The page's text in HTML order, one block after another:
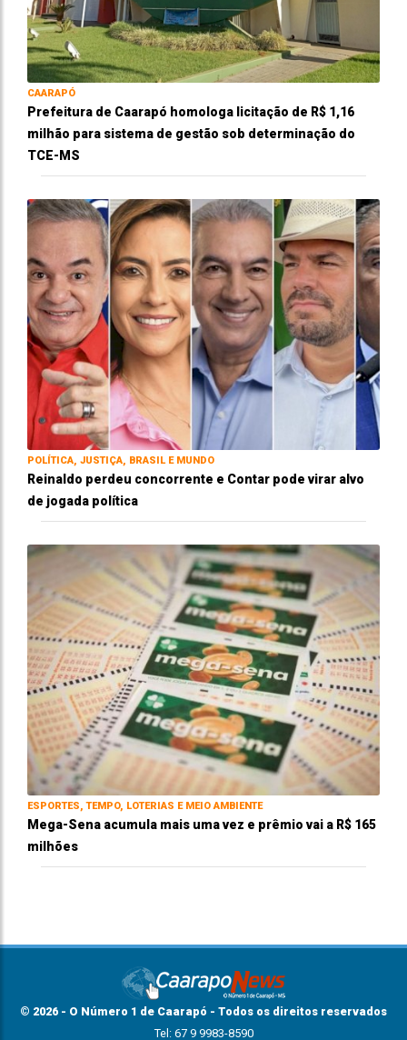
CAARAPÓ
Prefeitura de Caarapó homologa licitação de R$ 1,16
milhão para sistema de gestão sob determinação do
TCE-MS
POLÍTICA, JUSTIÇA, BRASIL E MUNDO
Reinaldo perdeu concorrente e Contar pode virar alvo
de jogada política
ESPORTES, TEMPO, LOTERIAS E MEIO AMBIENTE
Mega-Sena acumula mais uma vez e prêmio vai a R$ 165
milhões
© 2026 - O Número 1 de Caarapó - Todos os direitos reservados
Tel: 67 9 9983-8590